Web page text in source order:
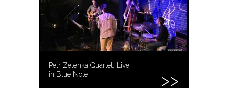
Petr Zelenka Quartet: Live
in Blue Note